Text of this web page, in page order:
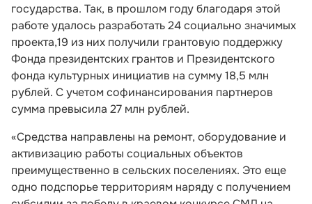
государства. Так, в прошлом году благодаря этой
работе удалось разработать 24 социально значимых
проекта,19 из них получили грантовую поддержку
Фонда президентских грантов и Президентского
фонда культурных инициатив на сумму 18,5 млн
рублей. С учетом софинансирования партнеров
сумма превысила 27 млн рублей.
«Средства направлены на ремонт, оборудование и
активизацию работы социальных объектов
преимущественно в сельских поселениях. Это еще
одно подспорье территориям наряду с получением